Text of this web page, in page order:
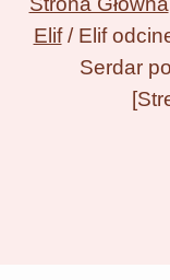
Elif / Elif
Serdar